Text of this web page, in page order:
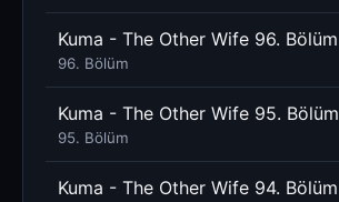
Kuma - The Other Wife 96. Bölüm
96. Bölüm
Kuma - The Other Wife 95. Bölüm
95. Bölüm
Kuma - The Other Wife 94. Bölüm